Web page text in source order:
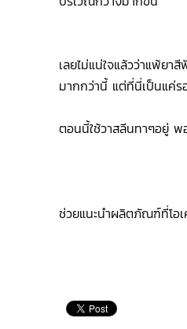
เลยไม่แน่ใจแล้วว่าแพ้ยา
มากกว่านี้ แต่ที่นี่เป็นแค่ร
ตอนนี้ใช้วาสลีนทาๆอยู่ พ
ช่วยแนะนำผลิตภัณฑ์ที่โอเ